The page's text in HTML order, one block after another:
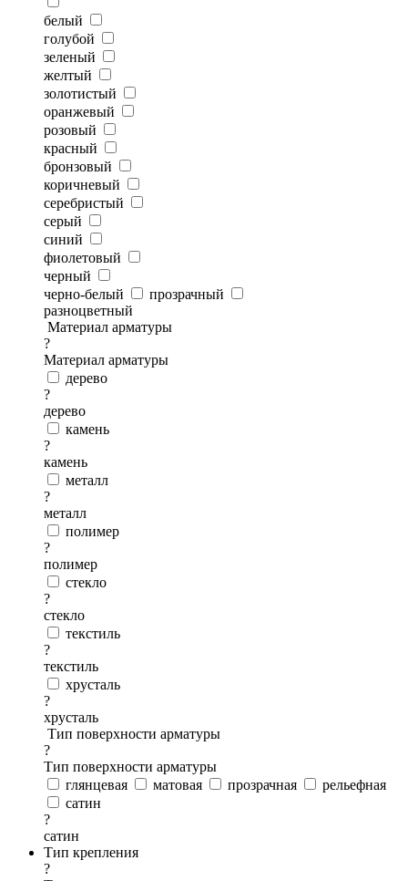
белый
голубой
зеленый
желтый
золотистый
оранжевый
розовый
красный
бронзовый
коричневый
серебристый
серый
синий
фиолетовый
черный
черно-белый
прозрачный
разноцветный
Материал арматуры
?
Материал арматуры
дерево
?
дерево
камень
?
камень
металл
?
металл
полимер
?
полимер
стекло
?
стекло
текстиль
?
текстиль
хрусталь
?
хрусталь
Тип поверхности арматуры
?
Тип поверхности арматуры
глянцевая
матовая прозрачная
рельефная
сатин
?
сатин
Тип крепления
?